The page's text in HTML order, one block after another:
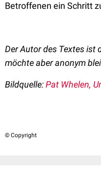
Betroffenen ein Schritt
Der Autor des Textes ist
möchte aber anonym
Bildquelle:Pat Whelen,
© Copyright